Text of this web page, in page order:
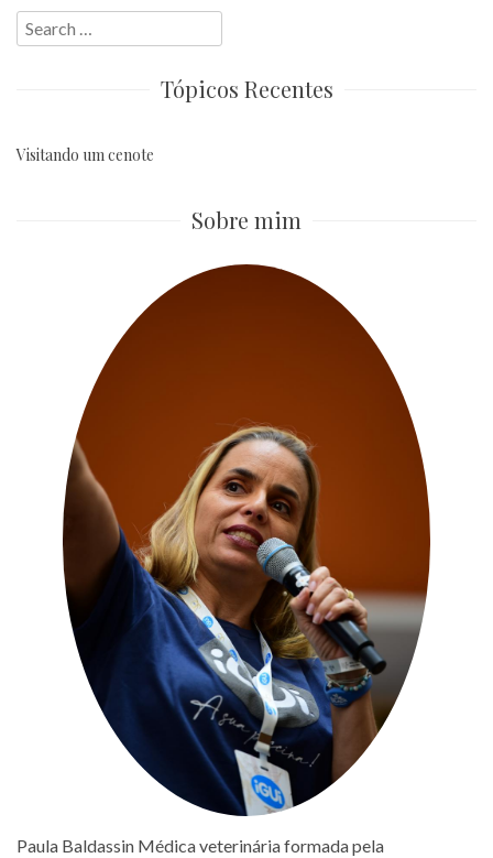
Search
for:
Tópicos Recentes
Visitando um cenote
Sobre mim
Paula Baldassin Médica veterinária formada pela